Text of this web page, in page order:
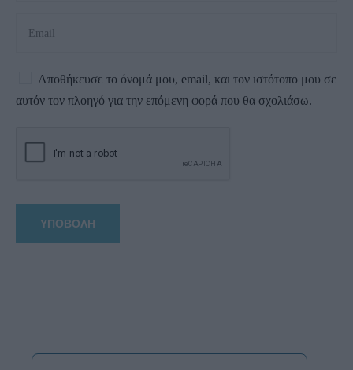
Αποθήκευσε το όνομά μου, email, και τον ιστότοπο μου σε
αυτόν τον πλοηγό για την επόμενη φορά που θα σχολιάσω.